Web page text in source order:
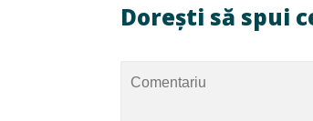
Dorești să spui